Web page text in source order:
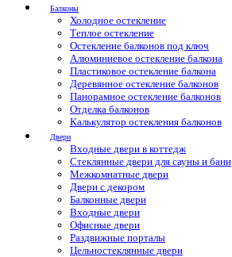
Балконы
Холодное остекление
Теплое остекление
Остекление балконов под ключ
Алюминиевое остекление балкона
Пластиковое остекление балкона
Деревянное остекление балконов
Панорамное остекление балконов
Отделка балконов
Калькулятор остекления балконов
Двери
Входные двери в коттедж
Стеклянные двери для сауны и бани
Межкомнатные двери
Двери с декором
Балконные двери
Входные двери
Офисные двери
Раздвижные порталы
Цельностеклянные двери